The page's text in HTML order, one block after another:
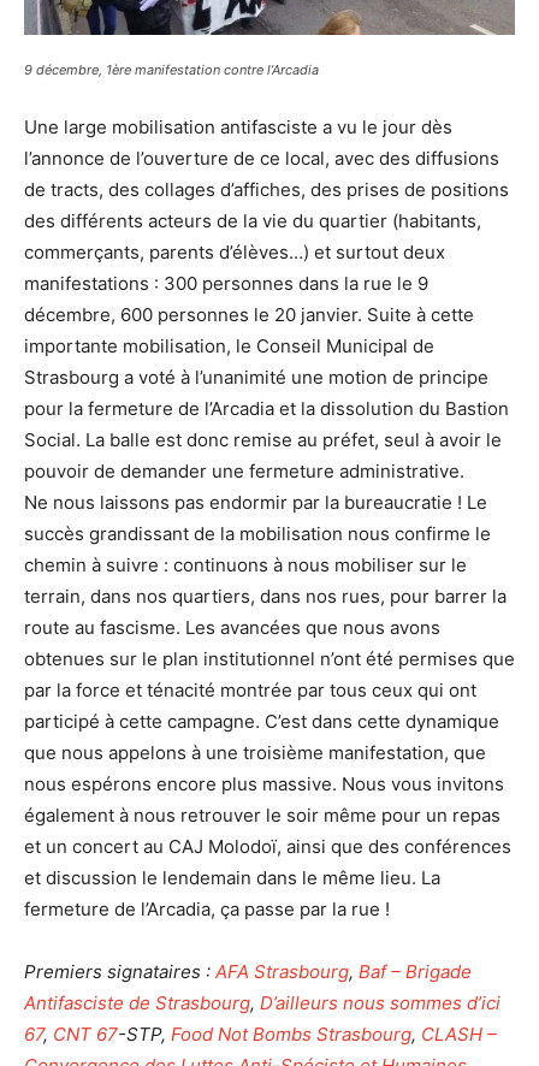
9 décembre, 1ère manifestation contre l’Arcadia
Une large mobilisation antifasciste a vu le jour dès
l’annonce de l’ouverture de ce local, avec des diffusions
de tracts, des collages d’affiches, des prises de positions
des différents acteurs de la vie du quartier (habitants,
commerçants, parents d’élèves…) et surtout deux
manifestations : 300 personnes dans la rue le 9
décembre, 600 personnes le 20 janvier. Suite à cette
importante mobilisation, le Conseil Municipal de
Strasbourg a voté à l’unanimité une motion de principe
pour la fermeture de l’Arcadia et la dissolution du Bastion
Social. La balle est donc remise au préfet, seul à avoir le
pouvoir de demander une fermeture administrative.
Ne nous laissons pas endormir par la bureaucratie ! Le
succès grandissant de la mobilisation nous confirme le
chemin à suivre : continuons à nous mobiliser sur le
terrain, dans nos quartiers, dans nos rues, pour barrer la
route au fascisme. Les avancées que nous avons
obtenues sur le plan institutionnel n’ont été permises que
par la force et ténacité montrée par tous ceux qui ont
participé à cette campagne. C’est dans cette dynamique
que nous appelons à une troisième manifestation, que
nous espérons encore plus massive. Nous vous invitons
également à nous retrouver le soir même pour un repas
et un concert au CAJ Molodoï, ainsi que des conférences
et discussion le lendemain dans le même lieu. La
fermeture de l’Arcadia, ça passe par la rue !
Premiers signataires : AFA Strasbourg, Baf – Brigade
Antifasciste de Strasbourg, D’ailleurs nous sommes d’ici
67, CNT 67-STP, Food Not Bombs Strasbourg, CLASH –